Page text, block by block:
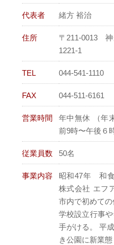
代表者 緒方 裕治
住所
〒211-0013 神
1221-1
TEL 044-541-1110
FAX 044-511-6161
営業時間
年中無休 （年
前9時〜午後６
従業員数 50名
事業内容
昭和47年 和
株式会社 エフ
市内で初めて
学校設立行事
手がける。 平
き公園に新業